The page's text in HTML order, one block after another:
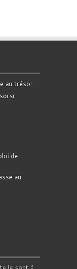
au trésor
de
au